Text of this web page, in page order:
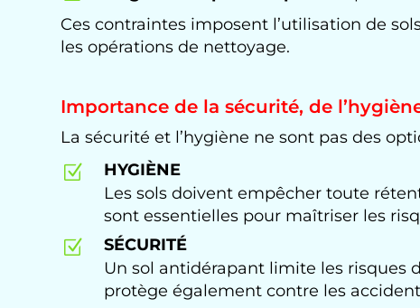
Ces contraintes imposent l’utilisation de
les opérations de nettoyage.
Importance de la sécurité, de
La sécurité et l’hygiène ne sont pas des
Z
HYGIÈNE
Les sols doivent empêcher toute
sont essentielles pour maîtriser les
Z
SÉCURITÉ
Un sol antidérapant limite les risques
protège également contre les